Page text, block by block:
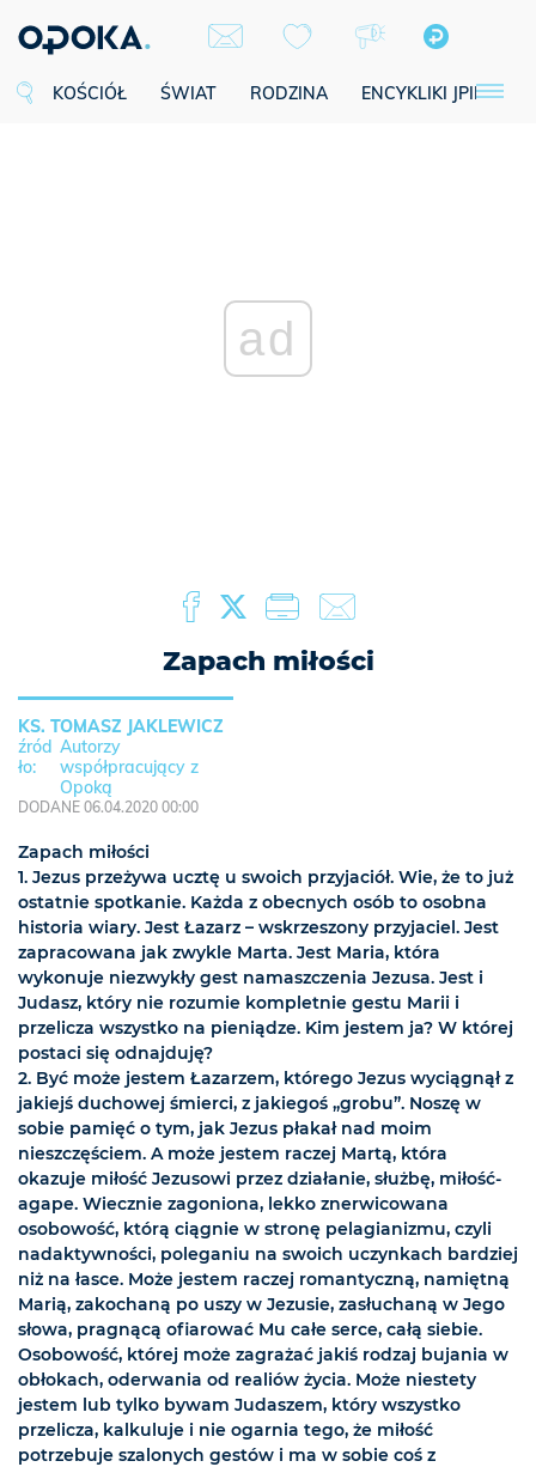
KOŚCIÓŁ ŚWIAT RODZINA ENCYKLIKI JPII
ad
Zapach miłości
KS. TOMASZ JAKLEWICZ
Autorzy
współpracujący z
Opoką
DODANE 06.04.2020 00:00
Zapach miłości
1. Jezus przeżywa ucztę u swoich przyjaciół. Wie, że to już
ostatnie spotkanie. Każda z obecnych osób to osobna
historia wiary. Jest Łazarz – wskrzeszony przyjaciel. Jest
zapracowana jak zwykle Marta. Jest Maria, która
wykonuje niezwykły gest namaszczenia Jezusa. Jest i
Judasz, który nie rozumie kompletnie gestu Marii i
przelicza wszystko na pieniądze. Kim jestem ja? W której
postaci się odnajduję?
2. Być może jestem Łazarzem, którego Jezus wyciągnął z
jakiejś duchowej śmierci, z jakiegoś „grobu”. Noszę w
sobie pamięć o tym, jak Jezus płakał nad moim
nieszczęściem. A może jestem raczej Martą, która
okazuje miłość Jezusowi przez działanie, służbę, miłość-
agape. Wiecznie zagoniona, lekko znerwicowana
osobowość, którą ciągnie w stronę pelagianizmu, czyli
nadaktywności, poleganiu na swoich uczynkach bardziej
niż na łasce. Może jestem raczej romantyczną, namiętną
Marią, zakochaną po uszy w Jezusie, zasłuchaną w Jego
słowa, pragnącą ofiarować Mu całe serce, całą siebie.
Osobowość, której może zagrażać jakiś rodzaj bujania w
obłokach, oderwania od realiów życia. Może niestety
jestem lub tylko bywam Judaszem, który wszystko
przelicza, kalkuluje i nie ogarnia tego, że miłość
potrzebuje szalonych gestów i ma w sobie coś z